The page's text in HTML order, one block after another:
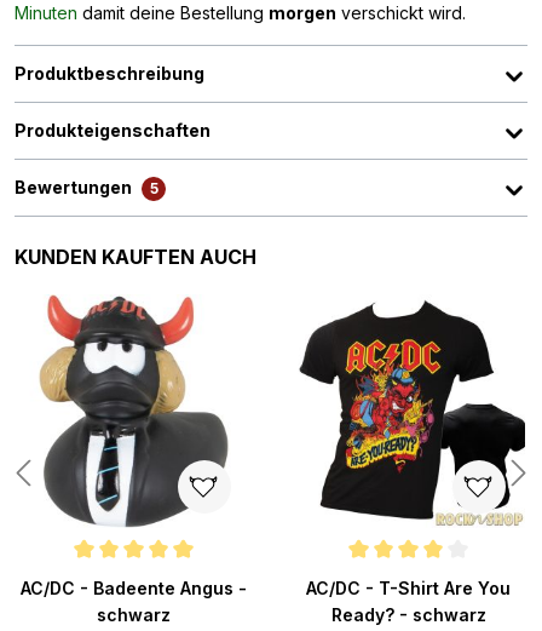
Minuten damit deine Bestellung morgen verschickt wird.
Produktbeschreibung
Produkteigenschaften
Bewertungen 5
Produktgalerie überspringen
KUNDEN KAUFTEN AUCH
AC/DC - Badeente Angus -
schwarz
Durchschnittliche Bewertung
AC/DC - T-Shirt Are You
Ready? - schwarz